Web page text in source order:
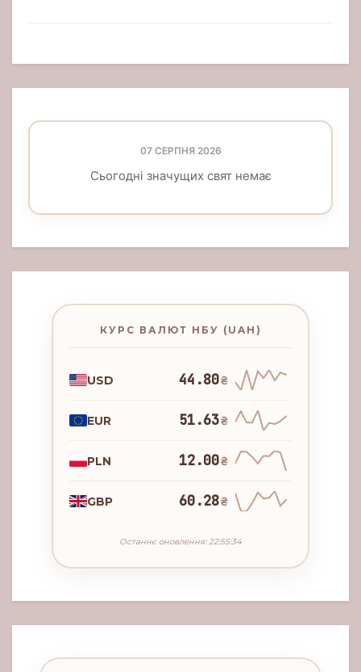
07 СЕРПНЯ 2026
Сьогодні значущих свят немає
КУРС ВАЛЮТ НБУ (UAH)
USD 44.80₴
EUR 51.63₴
PLN 12.00₴
GBP 60.28₴
Останнє оновлення: 22:55:34